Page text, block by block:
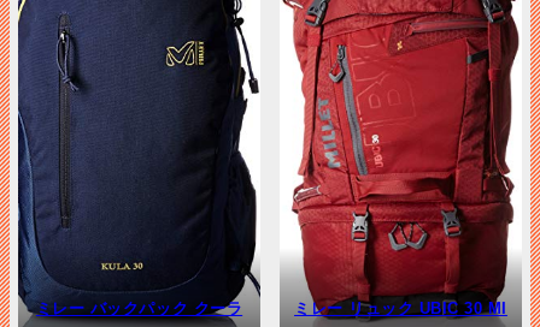
ミレー バックパック クーラ
ミレー リュック UBIC 30 MI